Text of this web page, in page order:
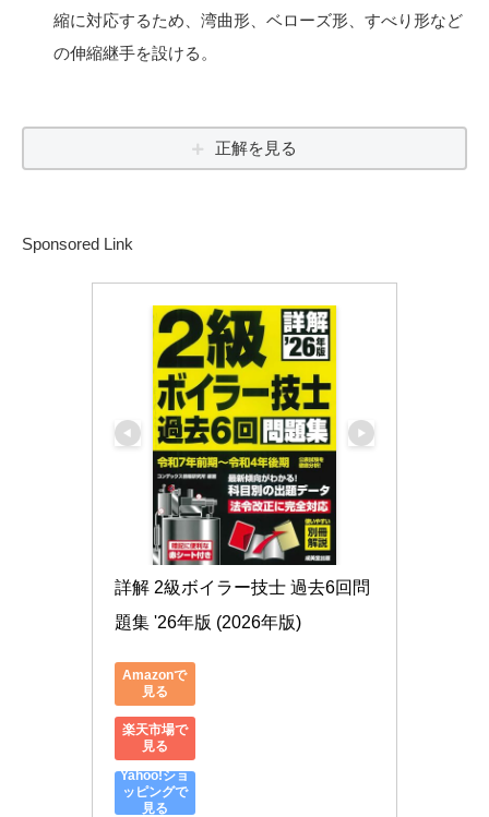
縮に対応するため、湾曲形、ベローズ形、すべり形など
の伸縮継手を設ける。
正解を見る
Sponsored Link
詳解 2級ボイラー技士 過去6回問
題集 '26年版 (2026年版)
Amazonで
見る
楽天市場で
見る
Yahoo!ショ
ッピングで
見る